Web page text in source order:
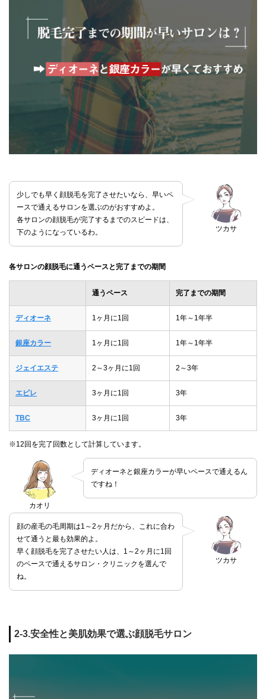
ツカサ
少しでも早く顔脱毛を完了させたいなら、早いペ
ースで通えるサロンを選ぶのがおすすめよ。
各サロンの顔脱毛が完了するまでのスピードは、
下のようになっているわ。
各サロンの顔脱毛に通うペースと完了までの期間
通うペース 完了までの期間
ディオーネ 1ヶ月に1回 1年～1年半
銀座カラー 1ヶ月に1回 1年～1年半
ジェイエステ 2～3ヶ月に1回 2～3年
エピレ 3ヶ月に1回 3年
TBC 3ヶ月に1回 3年
※12回を完了回数として計算しています。
カオリ
ディオーネと銀座カラーが早いペースで通えるん
ですね！
ツカサ
顔の産毛の毛周期は1～2ヶ月だから、これに合わ
せて通うと最も効果的よ。
早く顔脱毛を完了させたい人は、1～2ヶ月に1回
のペースで通えるサロン・クリニックを選んで
ね。
2-3.安全性と美肌効果で選ぶ顔脱毛サロン